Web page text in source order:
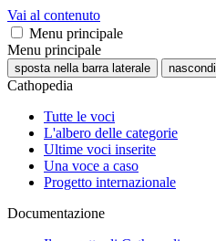
Vai al contenuto
Menu principale
Menu principale
sposta nella barra laterale nascondi
Cathopedia
Tutte le voci
L'albero delle categorie
Ultime voci inserite
Una voce a caso
Progetto internazionale
Documentazione